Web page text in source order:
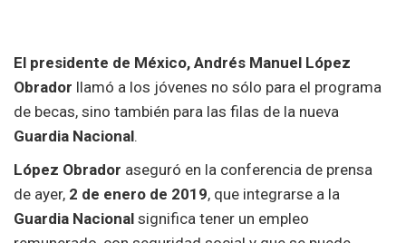
El presidente de México, Andrés Manuel López
Obrador llamó a los jóvenes no sólo para el programa
de becas, sino también para las filas de la nueva
Guardia Nacional.
López Obrador aseguró en la conferencia de prensa
de ayer, 2 de enero de 2019, que integrarse a la
Guardia Nacional significa tener un empleo